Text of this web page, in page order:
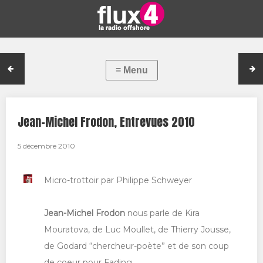
Jean-Michel Frodon, Entrevues 2010
5 décembre 2010
Micro-trottoir par Philippe Schweyer
Jean-Michel Frodon nous parle de Kira
Mouratova, de Luc Moullet, de Thierry Jousse,
de Godard “chercheur-poète” et de son coup